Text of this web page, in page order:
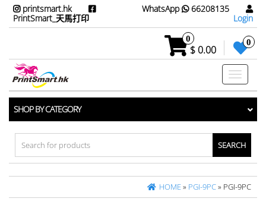
printsmart.hk
PrintSmart_天馬打印
WhatsApp
66208135
Login
0
$ 0.00
0
Toggle
SHOP BY CATEGORY
Search
for:
HOME» PGI-9PC» PGI-9PC